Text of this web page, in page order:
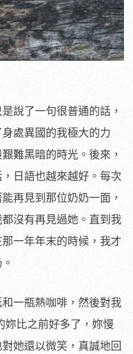
說了一句很普通的話，
處異國的我極大的力
難黑暗的時光。後來，
日語也越來越好。每次
再見到那位奶奶一面，
沒有再見過她。直到我
一年年末的時候，我才
一瓶熱咖啡，然後對我
妳比之前好多了，妳慢
她還以微笑，真誠地回